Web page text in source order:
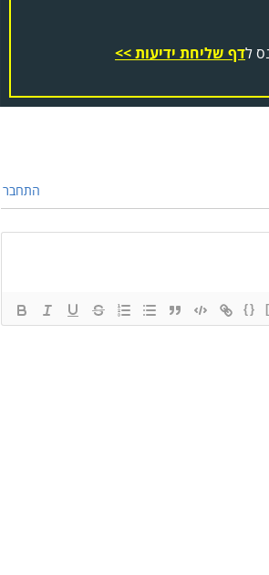
לדף שליחת ידיעות >>
התחבר
{}